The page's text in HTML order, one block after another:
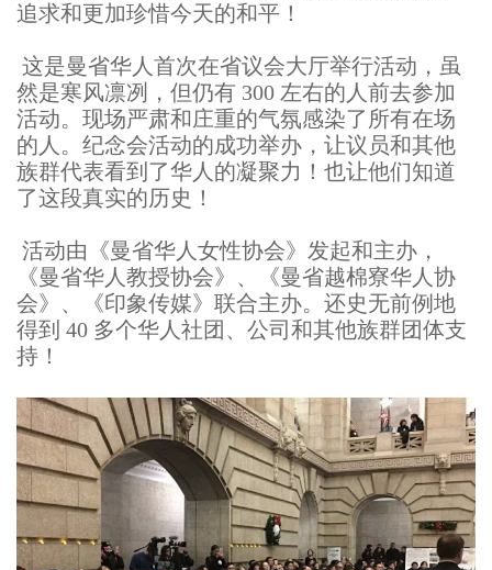
追求和更加珍惜今天的和平！
这是曼省华人首次在省议会大厅举行活动，虽
然是寒风凛冽，但仍有 300 左右的人前去参加
活动。现场严肃和庄重的气氛感染了所有在场
的人。纪念会活动的成功举办，让议员和其他
族群代表看到了华人的凝聚力！也让他们知道
了这段真实的历史！
活动由《曼省华人女性协会》发起和主办，
《曼省华人教授协会》、《曼省越棉寮华人协
会》、《印象传媒》联合主办。还史无前例地
得到 40 多个华人社团、公司和其他族群团体支
持！